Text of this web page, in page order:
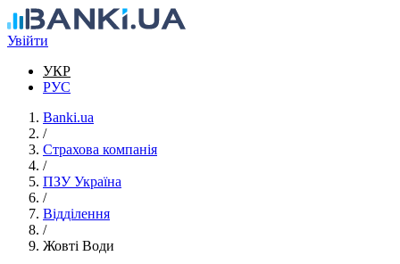
Перейти до основного вмісту
Увійти
УКР
РУС
Banki.ua
/
Страхова компанія
/
ПЗУ Україна
/
Відділення
/
Жовті Води